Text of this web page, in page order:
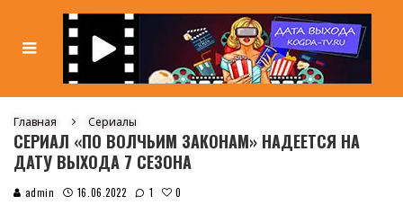
Главная Сериалы
СЕРИАЛ «ПО ВОЛЧЬИМ ЗАКОНАМ» НАДЕЕТСЯ НА
ДАТУ ВЫХОДА 7 СЕЗОНА
admin 16.06.2022 1 0